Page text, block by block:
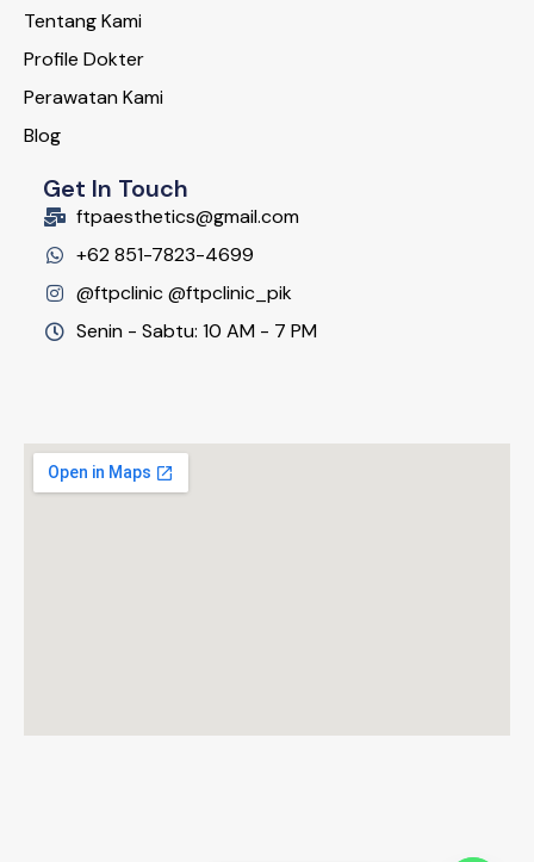
Tentang Kami
Profile Dokter
Perawatan Kami
Blog
Get In Touch
ftpaesthetics@gmail.com
+62 851-7823-4699
@ftpclinic @ftpclinic_pik
Senin - Sabtu: 10 AM - 7 PM